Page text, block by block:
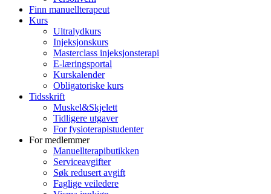
Finn manuellterapeut
Kurs
Ultralydkurs
Injeksjonskurs
Masterclass injeksjonsterapi
E-læringsportal
Kurskalender
Obligatoriske kurs
Tidsskrift
Muskel&Skjelett
Tidligere utgaver
For fysioterapistudenter
For medlemmer
Manuellterapibutikken
Serviceavgifter
Søk redusert avgift
Faglige veiledere